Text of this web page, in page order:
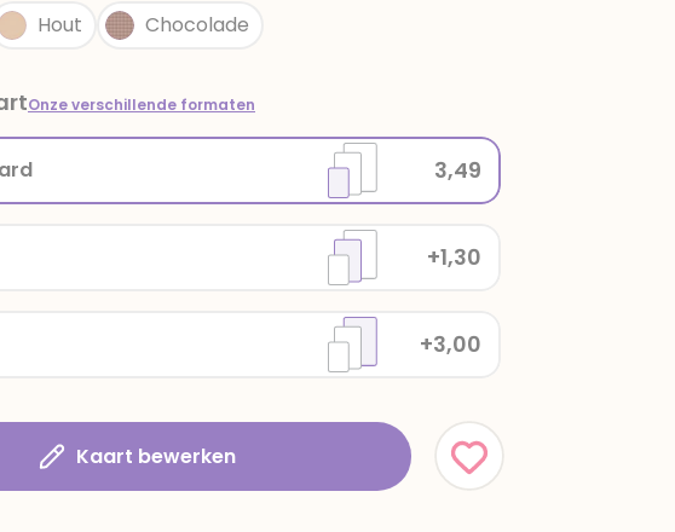
Hout Chocolade
Onze verschillende formaten
+3,00
+1,30
3,49
Kaart bewerken